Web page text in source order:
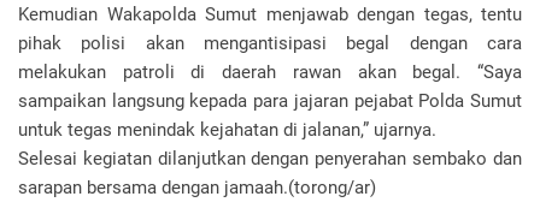
Kemudian Wakapolda Sumut menjawab dengan tegas, tentu
pihak polisi akan mengantisipasi begal dengan cara
melakukan patroli di daerah rawan akan begal. “Saya
sampaikan langsung kepada para jajaran pejabat Polda Sumut
untuk tegas menindak kejahatan di jalanan,” ujarnya.
Selesai kegiatan dilanjutkan dengan penyerahan sembako dan
sarapan bersama dengan jamaah.(torong/ar)